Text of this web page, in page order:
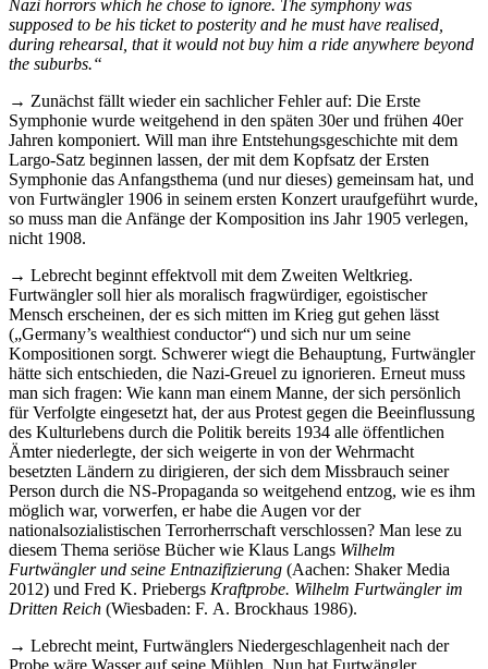
Nazi horrors which he chose to ignore. The symphony was
supposed to be his ticket to posterity and he must have realised,
during rehearsal, that it would not buy him a ride anywhere beyond
the suburbs.“
→ Zunächst fällt wieder ein sachlicher Fehler auf: Die Erste
Symphonie wurde weitgehend in den späten 30er und frühen 40er
Jahren komponiert. Will man ihre Entstehungsgeschichte mit dem
Largo-Satz beginnen lassen, der mit dem Kopfsatz der Ersten
Symphonie das Anfangsthema (und nur dieses) gemeinsam hat, und
von Furtwängler 1906 in seinem ersten Konzert uraufgeführt wurde,
so muss man die Anfänge der Komposition ins Jahr 1905 verlegen,
nicht 1908.
→ Lebrecht beginnt effektvoll mit dem Zweiten Weltkrieg.
Furtwängler soll hier als moralisch fragwürdiger, egoistischer
Mensch erscheinen, der es sich mitten im Krieg gut gehen lässt
(„Germany’s wealthiest conductor“) und sich nur um seine
Kompositionen sorgt. Schwerer wiegt die Behauptung, Furtwängler
hätte sich entschieden, die Nazi-Greuel zu ignorieren. Erneut muss
man sich fragen: Wie kann man einem Manne, der sich persönlich
für Verfolgte eingesetzt hat, der aus Protest gegen die Beeinflussung
des Kulturlebens durch die Politik bereits 1934 alle öffentlichen
Ämter niederlegte, der sich weigerte in von der Wehrmacht
besetzten Ländern zu dirigieren, der sich dem Missbrauch seiner
Person durch die NS-Propaganda so weitgehend entzog, wie es ihm
möglich war, vorwerfen, er habe die Augen vor der
nationalsozialistischen Terrorherrschaft verschlossen? Man lese zu
diesem Thema seriöse Bücher wie Klaus Langs Wilhelm
Furtwängler und seine Entnazifizierung (Aachen: Shaker Media
2012) und Fred K. Priebergs Kraftprobe. Wilhelm Furtwängler im
Dritten Reich (Wiesbaden: F. A. Brockhaus 1986).
→ Lebrecht meint, Furtwänglers Niedergeschlagenheit nach der